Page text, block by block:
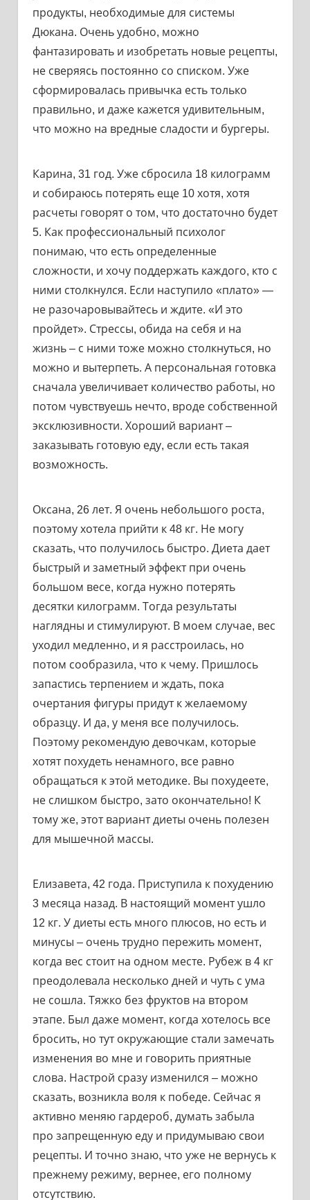
продукты, необходимые для системы
Дюкана. Очень удобно, можно
фантазировать и изобретать новые рецепты,
не сверяясь постоянно со списком. Уже
сформировалась привычка есть только
правильно, и даже кажется удивительным,
что можно на вредные сладости и бургеры.
Карина, 31 год. Уже сбросила 18 килограмм
и собираюсь потерять еще 10 хотя, хотя
расчеты говорят о том, что достаточно будет
5. Как профессиональный психолог
понимаю, что есть определенные
сложности, и хочу поддержать каждого, кто с
ними столкнулся. Если наступило «плато» —
не разочаровывайтесь и ждите. «И это
пройдет». Стрессы, обида на себя и на
жизнь – с ними тоже можно столкнуться, но
можно и вытерпеть. А персональная готовка
сначала увеличивает количество работы, но
потом чувствуешь нечто, вроде собственной
эксклюзивности. Хороший вариант –
заказывать готовую еду, если есть такая
возможность.
Оксана, 26 лет. Я очень небольшого роста,
поэтому хотела прийти к 48 кг. Не могу
сказать, что получилось быстро. Диета дает
быстрый и заметный эффект при очень
большом весе, когда нужно потерять
десятки килограмм. Тогда результаты
наглядны и стимулируют. В моем случае, вес
уходил медленно, и я расстроилась, но
потом сообразила, что к чему. Пришлось
запастись терпением и ждать, пока
очертания фигуры придут к желаемому
образцу. И да, у меня все получилось.
Поэтому рекомендую девочкам, которые
хотят похудеть ненамного, все равно
обращаться к этой методике. Вы похудеете,
не слишком быстро, зато окончательно! К
тому же, этот вариант диеты очень полезен
для мышечной массы.
Елизавета, 42 года. Приступила к похудению
3 месяца назад. В настоящий момент ушло
12 кг. У диеты есть много плюсов, но есть и
минусы – очень трудно пережить момент,
когда вес стоит на одном месте. Рубеж в 4 кг
преодолевала несколько дней и чуть с ума
не сошла. Тяжко без фруктов на втором
этапе. Был даже момент, когда хотелось все
бросить, но тут окружающие стали замечать
изменения во мне и говорить приятные
слова. Настрой сразу изменился – можно
сказать, возникла воля к победе. Сейчас я
активно меняю гардероб, думать забыла
про запрещенную еду и придумываю свои
рецепты. И точно знаю, что уже не вернусь к
прежнему режиму, вернее, его полному
отсутствию.